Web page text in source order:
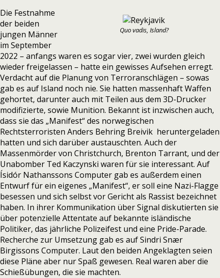
Quo vadis, Island?
Die Festnahme
der beiden
jungen Männer
im September
2022 – anfangs waren es sogar vier, zwei wurden gleich
wieder freigelassen – hatte ein gewisses Aufsehen erregt.
Verdacht auf die Planung von Terroranschlägen – sowas
gab es auf Island noch nie. Sie hatten massenhaft Waffen
gehortet, darunter auch mit Teilen aus dem 3D-Drucker
modifizierte, sowie Munition. Bekannt ist inzwischen auch,
dass sie das „Manifest“ des norwegischen
Rechtsterroristen Anders Behring Breivik heruntergeladen
hatten und sich darüber austauschten. Auch der
Massenmörder von Christchurch, Brenton Tarrant, und der
Unabomber Ted Kaczynski waren für sie interessant. Auf
Ísidór Nathanssons Computer gab es außerdem einen
Entwurf für ein eigenes „Manifest“, er soll eine Nazi-Flagge
besessen und sich selbst vor Gericht als Rassist bezeichnet
haben. In ihrer Kommunikation über Signal diskutierten sie
über potenzielle Attentate auf bekannte isländische
Politiker, das jährliche Polizeifest und eine Pride-Parade.
Recherche zur Umsetzung gab es auf Sindri Snær
Birgissons Computer. Laut den beiden Angeklagten seien
diese Pläne aber nur Spaß gewesen. Real waren aber die
Schießübungen, die sie machten.